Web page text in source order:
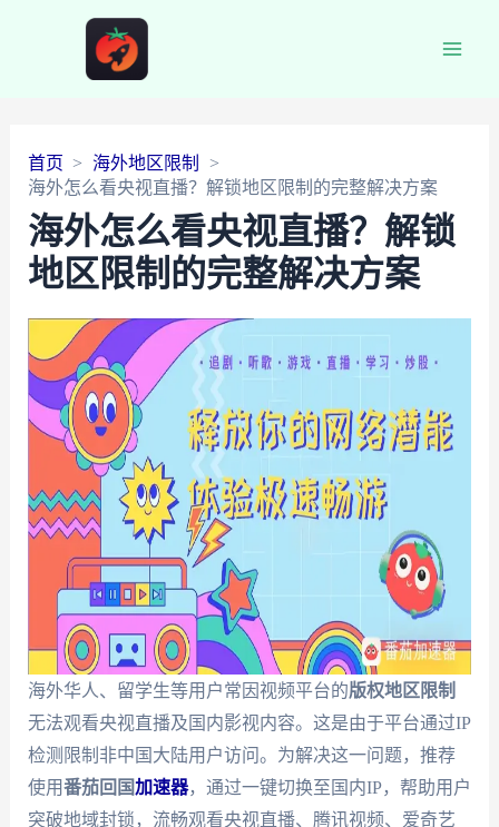
首页
海外地区限制
海外怎么看央视直播？解锁地区限制的完整解决方案
海外怎么看央视直播？解锁
地区限制的完整解决方案
海外华人、留学生等用户常因视频平台的版权地区限制
无法观看央视直播及国内影视内容。这是由于平台通过IP
检测限制非中国大陆用户访问。为解决这一问题，推荐
使用番茄回国加速器，通过一键切换至国内IP，帮助用户
突破地域封锁，流畅观看央视直播、腾讯视频、爱奇艺